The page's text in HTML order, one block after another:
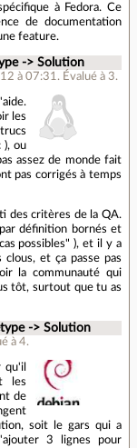
à Fedora. Ce
de documentation
feature.
-> Solution
à 07:31 . Évalué à 3.
les
), ou
assez de monde fait
pas corrigés à temps
des critères de la QA.
définition bornés et
possibles" ), et il y a
et ça passe pas
la communauté qui
tôt, surtout que tu as
-> Solution
à 4.
qu'il
les
de
soit le gars qui a
3 lignes pour